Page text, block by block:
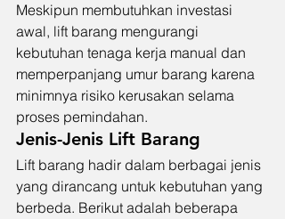
Meskipun membutuhkan investasi
awal, lift barang mengurangi
kebutuhan tenaga kerja manual dan
memperpanjang umur barang karena
minimnya risiko kerusakan selama
proses pemindahan.
Jenis-Jenis Lift Barang
Lift barang hadir dalam berbagai jenis
yang dirancang untuk kebutuhan yang
berbeda. Berikut adalah beberapa